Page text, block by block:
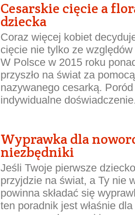
Cesarskie cięcie a
dziecka
Coraz więcej kobiet
cięcie nie tylko ze
W Polsce w 2015 roku
przyszło na świat za
nazywanego cesarką.
indywidualne
Wyprawka dla
niezbędniki
Jeśli Twoje pierwsze
przyjdzie na świat, a Ty nie
powinna składać się
ten poradnik jest właśnie